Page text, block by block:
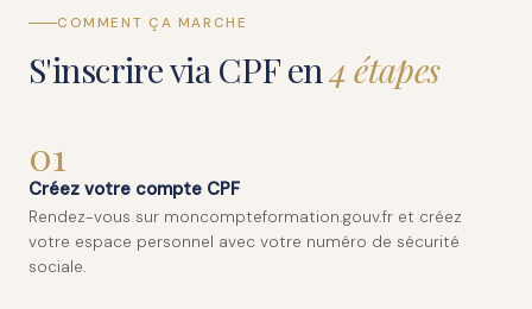
COMMENT ÇA MARCHE
S'inscrire via CPF en4 étapes
01
Créez votre compte CPF
Rendez-vous sur moncompteformation.gouv.fr et créez
votre espace personnel avec votre numéro de sécurité
sociale.